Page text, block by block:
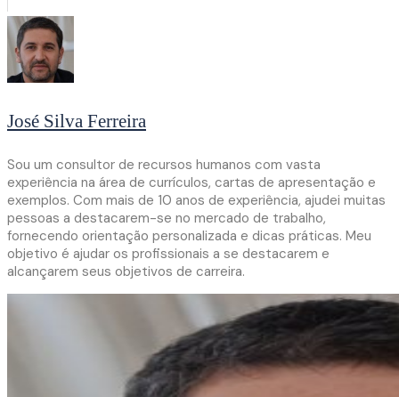
José Silva Ferreira
Sou um consultor de recursos humanos com vasta
experiência na área de currículos, cartas de apresentação e
exemplos. Com mais de 10 anos de experiência, ajudei muitas
pessoas a destacarem-se no mercado de trabalho,
fornecendo orientação personalizada e dicas práticas. Meu
objetivo é ajudar os profissionais a se destacarem e
alcançarem seus objetivos de carreira.